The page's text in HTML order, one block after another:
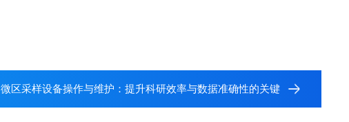
微区采样设备操作与维护：提升科研效率与数据准确性的关键